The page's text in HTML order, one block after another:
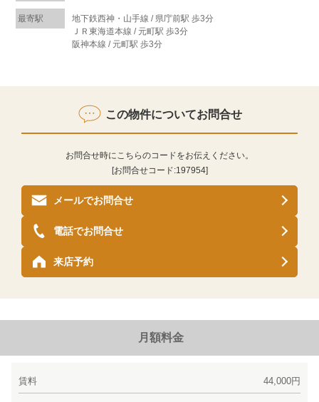
最寄駅
地下鉄西神・山手線 / 県庁前駅 歩3分
ＪＲ東海道本線 / 元町駅 歩3分
阪神本線 / 元町駅 歩3分
この物件についてお問合せ
お問合せ時にこちらのコードをお伝えください。
[お問合せコード:197954]
メールでお問合せ
来店予約
電話でお問合せ
月額料金
賃料 44,000円